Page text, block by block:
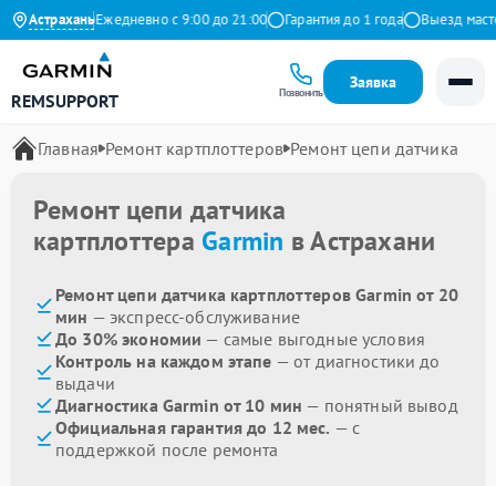
Астрахань
Яндекс Ежедневно с 9:00 до 21:00 Гарантия до 1 года Выезд
REMSUPPORT Позвонить
Заявка
Главная Ремонт картплоттеров Ремонт цепи датчика
Ремонт цепи датчика
картплоттера Garmin в Астрахани
Ремонт цепи датчика картплоттеров Garmin от 20
мин — экспресс-обслуживание
До 30% экономии — самые выгодные условия
Контроль на каждом этапе — от диагностики до
выдачи
Диагностика Garmin от 10 мин — понятный вывод
Официальная гарантия до 12 мес. — с
поддержкой после ремонта